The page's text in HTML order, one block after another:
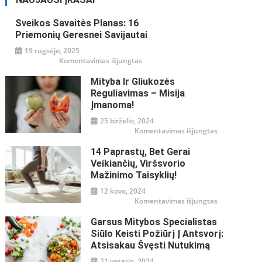
Sveikos Savaitės Planas: 16
Priemonių Geresnei Savijautai
19 rugsėjo, 2025
Komentavimas išjungtasįraše
planas:
16
priemonių
Mityba Ir Gliukozės
Reguliavimas – Misija
Įmanoma!
25 birželio, 2024
Komentavimas išjungtasįraše
14 Paprastų, Bet Gerai
Veikiančių, Viršsvorio
Mažinimo Taisyklių!
12 kovo, 2024
Komentavimas išjungtasįraše
gerai
veikiančių,
Garsus Mitybos Specialistas
Siūlo Keisti Požiūrį Į Antsvorį:
Atsisakau Švęsti Nutukimą